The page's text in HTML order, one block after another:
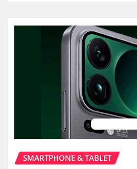
SMARTPHONE & TABLET